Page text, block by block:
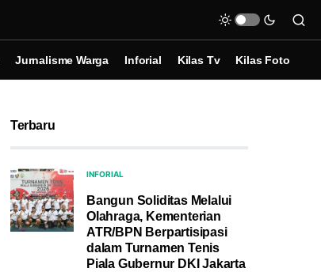
Jurnalisme Warga Inforial Kilas Tv Kilas Foto
Terbaru
INFORIAL
Bangun Soliditas Melalui
Olahraga, Kementerian
ATR/BPN Berpartisipasi
dalam Turnamen Tenis
Piala Gubernur DKI Jakarta